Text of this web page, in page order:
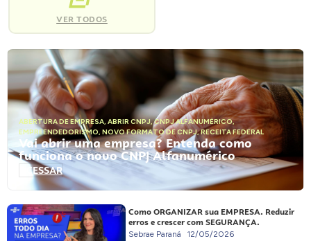
VER TODOS
ABERTURA DE EMPRESA, ABRIR CNPJ,CNPJ ALFANUMÉRICO,
EMPREENDEDORISMO, NOVO FORMATO DE CNPJ,RECEITA FEDERAL
Vai abrir uma empresa? Entenda como
funciona o novo CNPJ Alfanumérico
ACESSAR
Como ORGANIZAR sua EMPRESA. Reduzir
erros e crescer com SEGURANÇA.
Sebrae Paraná 12/05/2026